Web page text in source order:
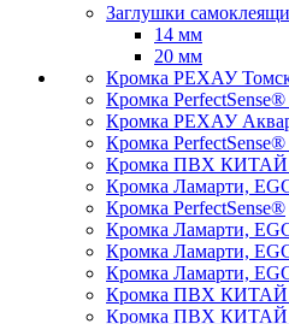
Заглушки
14 мм
20 мм
Кромка PЕХАУ
Кромка
Кромка PЕХАУ
Кромка
Кромка ПВХ КИТАЙ
Кромка Ламарти,
Кромка PerfectSense®
Кромка Ламарти,
Кромка Ламарти,
Кромка Ламарти,
Кромка ПВХ КИТАЙ
Кромка ПВХ КИТАЙ